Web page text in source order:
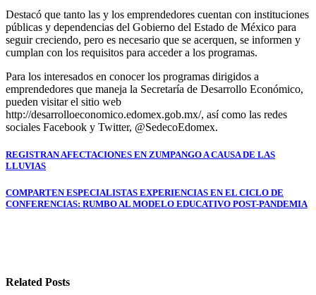
Destacó que tanto las y los emprendedores cuentan con instituciones
públicas y dependencias del Gobierno del Estado de México para
seguir creciendo, pero es necesario que se acerquen, se informen y
cumplan con los requisitos para acceder a los programas.
Para los interesados en conocer los programas dirigidos a
emprendedores que maneja la Secretaría de Desarrollo Económico,
pueden visitar el sitio web
http://desarrolloeconomico.edomex.gob.mx/, así como las redes
sociales Facebook y Twitter, @SedecoEdomex.
Navegación
de
entradas
REGISTRAN AFECTACIONES EN ZUMPANGO A CAUSA DE LAS
LLUVIAS
COMPARTEN ESPECIALISTAS EXPERIENCIAS EN EL CICLO DE
CONFERENCIAS: RUMBO AL MODELO EDUCATIVO POST-PANDEMIA
Related Posts